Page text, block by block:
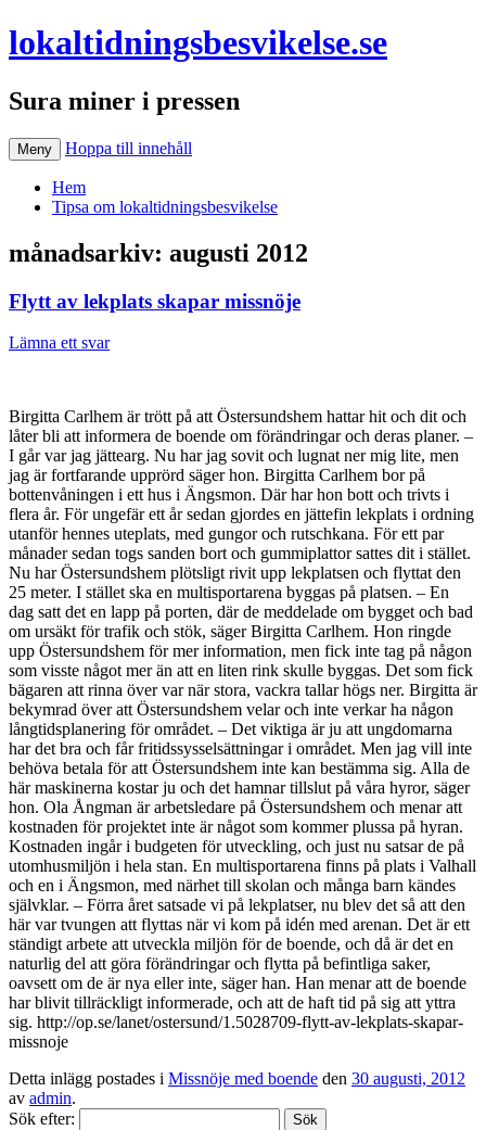
lokaltidningsbesvikelse.se
Sura miner i pressen
Meny Hoppa till innehåll
Hem
Tipsa om lokaltidningsbesvikelse
månadsarkiv: augusti 2012
Flytt av lekplats skapar missnöje
Lämna ett svar
Birgitta Carlhem är trött på att Östersundshem hattar hit och dit och
låter bli att informera de boende om förändringar och deras planer. –
I går var jag jättearg. Nu har jag sovit och lugnat ner mig lite, men
jag är fortfarande upprörd säger hon. Birgitta Carlhem bor på
bottenvåningen i ett hus i Ängsmon. Där har hon bott och trivts i
flera år. För ungefär ett år sedan gjordes en jättefin lekplats i ordning
utanför hennes uteplats, med gungor och rutschkana. För ett par
månader sedan togs sanden bort och gummiplattor sattes dit i stället.
Nu har Östersundshem plötsligt rivit upp lekplatsen och flyttat den
25 meter. I stället ska en multisportarena byggas på platsen. – En
dag satt det en lapp på porten, där de meddelade om bygget och bad
om ursäkt för trafik och stök, säger Birgitta Carlhem. Hon ringde
upp Östersundshem för mer information, men fick inte tag på någon
som visste något mer än att en liten rink skulle byggas. Det som fick
bägaren att rinna över var när stora, vackra tallar högs ner. Birgitta är
bekymrad över att Östersundshem velar och inte verkar ha någon
långtidsplanering för området. – Det viktiga är ju att ungdomarna
har det bra och får fritidssysselsättningar i området. Men jag vill inte
behöva betala för att Östersundshem inte kan bestämma sig. Alla de
här maskinerna kostar ju och det hamnar tillslut på våra hyror, säger
hon. Ola Ångman är arbetsledare på Östersundshem och menar att
kostnaden för projektet inte är något som kommer plussa på hyran.
Kostnaden ingår i budgeten för utveckling, och just nu satsar de på
utomhusmiljön i hela stan. En multisportarena finns på plats i Valhall
och en i Ängsmon, med närhet till skolan och många barn kändes
självklar. – Förra året satsade vi på lekplatser, nu blev det så att den
här var tvungen att flyttas när vi kom på idén med arenan. Det är ett
ständigt arbete att utveckla miljön för de boende, och då är det en
naturlig del att göra förändringar och flytta på befintliga saker,
oavsett om de är nya eller inte, säger han. Han menar att de boende
har blivit tillräckligt informerade, och att de haft tid på sig att yttra
sig. http://op.se/lanet/ostersund/1.5028709-flytt-av-lekplats-skapar-
missnoje
Detta inlägg postades i Missnöje med boende den 30 augusti, 2012
av admin.
Sök efter: